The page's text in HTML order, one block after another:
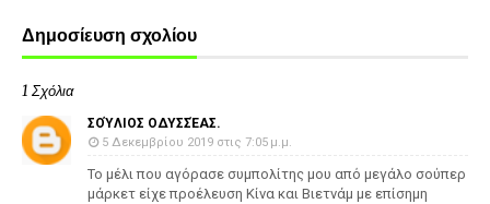
Δημοσίευση σχολίου
1 Σχόλια
ΣΟΎΛΙΟΣ ΟΔΥΣΣΈΑΣ.
5 Δεκεμβρίου 2019 στις 7:05 μ.μ.
Το μέλι που αγόρασε συμπολίτης μου από μεγάλο σούπερ
μάρκετ είχε προέλευση Κίνα και Βιετνάμ με επίσημη